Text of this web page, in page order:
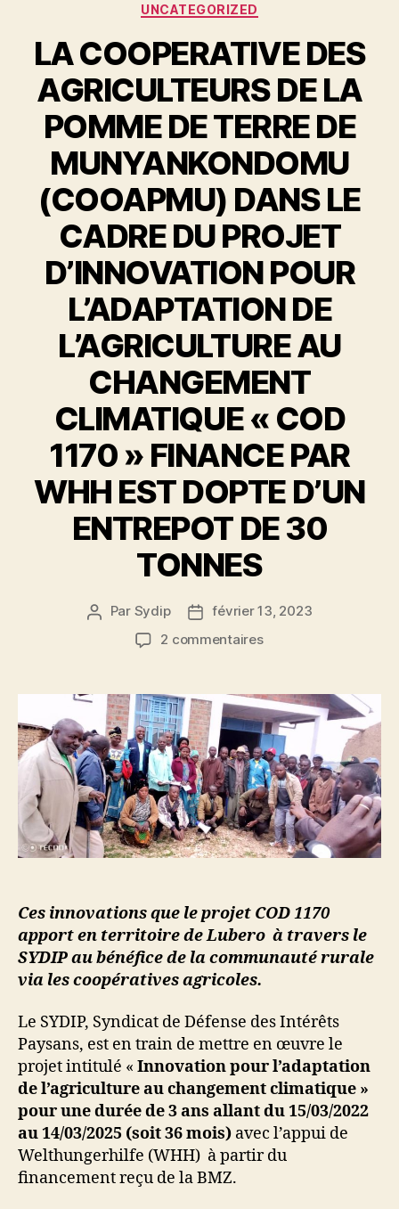
UNCATEGORIZED
LA COOPERATIVE DES
AGRICULTEURS DE LA
POMME DE TERRE DE
MUNYANKONDOMU
(COOAPMU) DANS LE
CADRE DU PROJET
D’INNOVATION POUR
L’ADAPTATION DE
L’AGRICULTURE AU
CHANGEMENT
CLIMATIQUE « COD
1170 » FINANCE PAR
WHH EST DOPTE D’UN
ENTREPOT DE 30
TONNES
Par Sydip
février 13, 2023
2 commentaires
Ces innovations que le projet COD 1170
apport en territoire de Lubero à travers le
SYDIP au bénéfice de la communauté rurale
via les coopératives agricoles.
Le SYDIP, Syndicat de Défense des Intérêts
Paysans, est en train de mettre en œuvre le
projet intitulé « Innovation pourl’adaptation
de l’agriculture au changement climatique »
pour une durée de 3 ans allant du 15/03/2022
au 14/03/2025 (soit 36 mois) avec l’appui de
Welthungerhilfe (WHH) à partir du
financement reçu de la BMZ.